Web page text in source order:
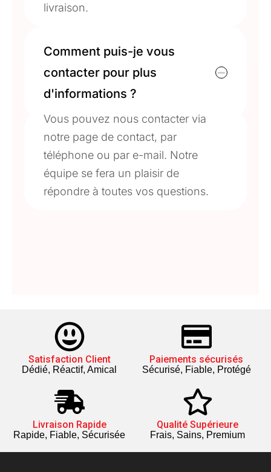
livraison.
Comment puis-je vous
contacter pour plus
d'informations ?
Vous pouvez nous contacter via
notre page de contact, par
téléphone ou par e-mail. Notre
équipe se fera un plaisir de
répondre à toutes vos questions.
Satisfaction Client
Dédié, Réactif, Amical
Paiements sécurisés
Sécurisé, Fiable, Protégé
Livraison Rapide
Rapide, Fiable, Sécurisée
Qualité Supérieure
Frais, Sains, Premium